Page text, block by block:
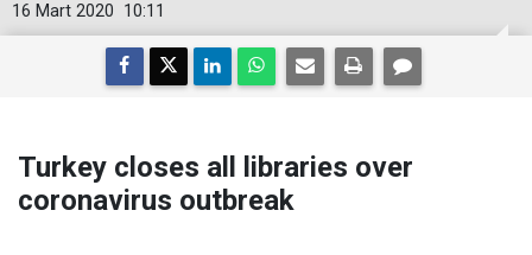
10:11
16 Mart 2020
Turkey closes all libraries over
coronavirus outbreak